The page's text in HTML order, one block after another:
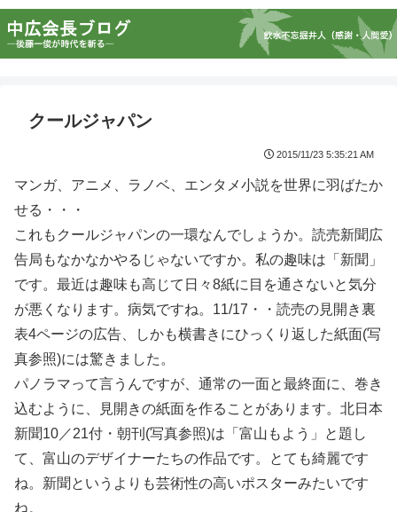
クールジャパン
2015/11/23 5:35:21 AM
マンガ、アニメ、ラノベ、エンタメ小説を世界に羽ばたか
せる・・・
これもクールジャパンの一環なんでしょうか。読売新聞広
告局もなかなかやるじゃないですか。私の趣味は「新聞」
です。最近は趣味も高じて日々8紙に目を通さないと気分
が悪くなります。病気ですね。11/17・・読売の見開き裏
表4ページの広告、しかも横書きにひっくり返した紙面(写
真参照)には驚きました。
パノラマって言うんですが、通常の一面と最終面に、巻き
込むように、見開きの紙面を作ることがあります。北日本
新聞10／21付・朝刊(写真参照)は「富山もよう」と題し
て、富山のデザイナーたちの作品です。とても綺麗です
ね。新聞というよりも芸術性の高いポスターみたいです
ね。